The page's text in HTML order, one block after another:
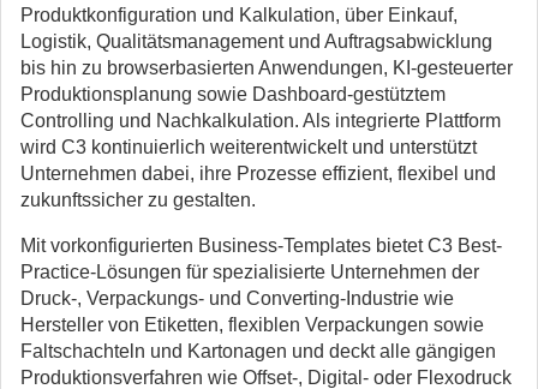
Produktkonfiguration und Kalkulation, über Einkauf,
Logistik, Qualitätsmanagement und Auftragsabwicklung
bis hin zu browserbasierten Anwendungen, KI-gesteuerter
Produktionsplanung sowie Dashboard-gestütztem
Controlling und Nachkalkulation. Als integrierte Plattform
wird C3 kontinuierlich weiterentwickelt und unterstützt
Unternehmen dabei, ihre Prozesse effizient, flexibel und
zukunftssicher zu gestalten.
Mit vorkonfigurierten Business-Templates bietet C3 Best-
Practice-Lösungen für spezialisierte Unternehmen der
Druck-, Verpackungs- und Converting-Industrie wie
Hersteller von Etiketten, flexiblen Verpackungen sowie
Faltschachteln und Kartonagen und deckt alle gängigen
Produktionsverfahren wie Offset-, Digital- oder Flexodruck